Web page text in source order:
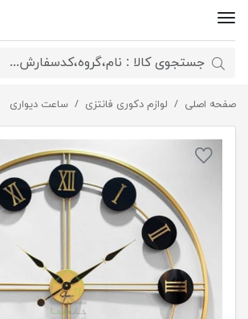
صفحه اصلی لوازم دکوری فانتزی ساعت دیواری ساعت دیواری هلن